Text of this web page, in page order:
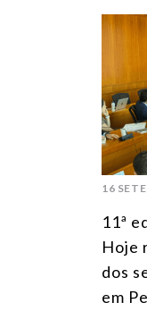
16
11ª
Hoje
dos
em